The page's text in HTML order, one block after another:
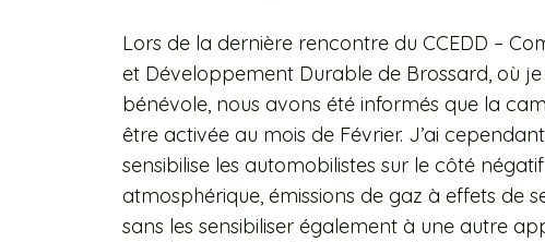
Lors de la dernière rencontre du CCEDD –
et Développement Durable de Brossard, où
bénévole, nous avons été informés que la
être activée au mois de Février. J’ai
sensibilise les automobilistes sur le côté
atmosphérique, émissions de gaz à effets de
sans les sensibiliser également à une autre